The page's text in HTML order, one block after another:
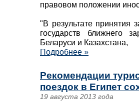
правовом положении
"В результате принятия
государств ближнего
Беларуси и Казахстана,
Подробнее »
Рекомендации
поездок в Египет
19 августа 2013 года